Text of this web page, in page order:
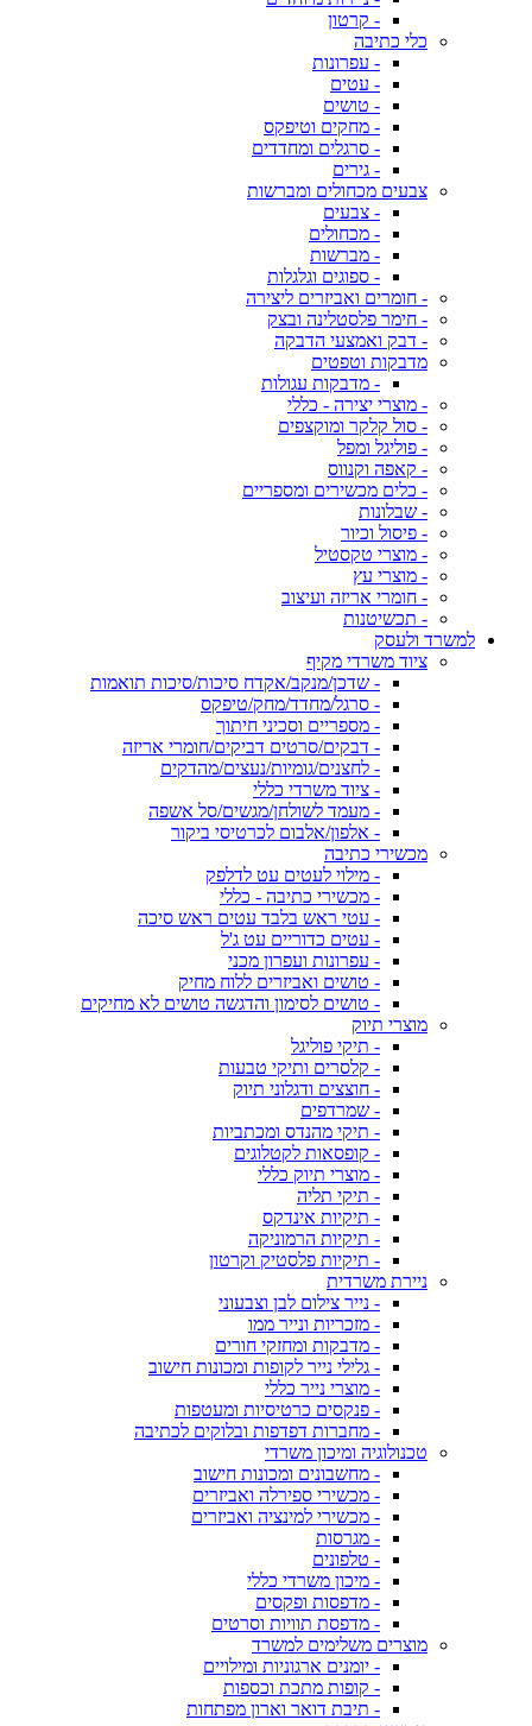
- קרטון
כלי כתיבה
- עפרונות
- עטים
- טושים
- מחקים וטיפקס
- סרגלים ומחדדים
- גירים
צבעים מכחולים ומברשות
- צבעים
- מכחולים
- מברשות
- ספוגים וגלגלות
- חומרים ואביזרים ליצירה
- חימר פלסטלינה ובצק
- דבק ואמצעי הדבקה
מדבקות וטפטים
- מדבקות עגולות
- מוצרי יצירה - כללי
- סול קלקר ומוקצפים
- פוליגל ומפל
- קאפה וקנווס
- כלים מכשירים ומספריים
- שבלונות
- פיסול וכיור
- מוצרי טקסטיל
- מוצרי עץ
- חומרי אריזה ועיצוב
- תכשיטנות
למשרד ולעסק
ציוד משרדי מקיף
- שדכן/מנקב/אקדח סיכות/סיכות תואמות
- סרגל/מחדד/מחק/טיפקס
- מספריים וסכיני חיתוך
- דבקים/סרטים דביקים/חומרי אריזה
- לחצנים/גומיות/נעצים/מהדקים
- ציוד משרדי כללי
- מעמד לשולחן/מגשים/סל אשפה
- אלפון/אלבום לכרטיסי ביקור
מכשירי כתיבה
- מילוי לעטים עט לדלפק
- מכשירי כתיבה - כללי
- עטי ראש בלבד עטים ראש סיכה
- עטים כדוריים עט ג'ל
- עפרונות ועפרון מכני
- טושים ואביזרים ללוח מחיק
- טושים לסימון והדגשה טושים לא מחיקים
מוצרי תיוק
- תיקי פוליגל
- קלסרים ותיקי טבעות
- חוצצים ודגלוני תיוק
- שמרדפים
- תיקי מהנדס ומכתביות
- קופסאות לקטלוגים
- מוצרי תיוק כללי
- תיקי תליה
- תיקיות אינדקס
- תיקיות הרמוניקה
- תיקיות פלסטיק וקרטון
ניירת משרדית
- נייר צילום לבן וצבעוני
- מזכריות ונייר ממו
- מדבקות ומחזקי חורים
- גלילי נייר לקופות ומכונות חישוב
- מוצרי נייר כללי
- פנקסים כרטיסיות ומעטפות
- מחברות דפדפות ובלוקים לכתיבה
טכנולוגיה ומיכון משרדי
- מחשבונים ומכונות חישוב
- מכשירי ספירלה ואביזרים
- מכשירי למינציה ואביזרים
- מגרסות
- טלפונים
- מיכון משרדי כללי
- מדפסות ופקסים
- מדפסת תוויות וסרטים
מוצרים משלימים למשרד
- יומנים ארגוניות ומילויים
- קופות מתכת וכספות
- תיבת דואר וארון מפתחות